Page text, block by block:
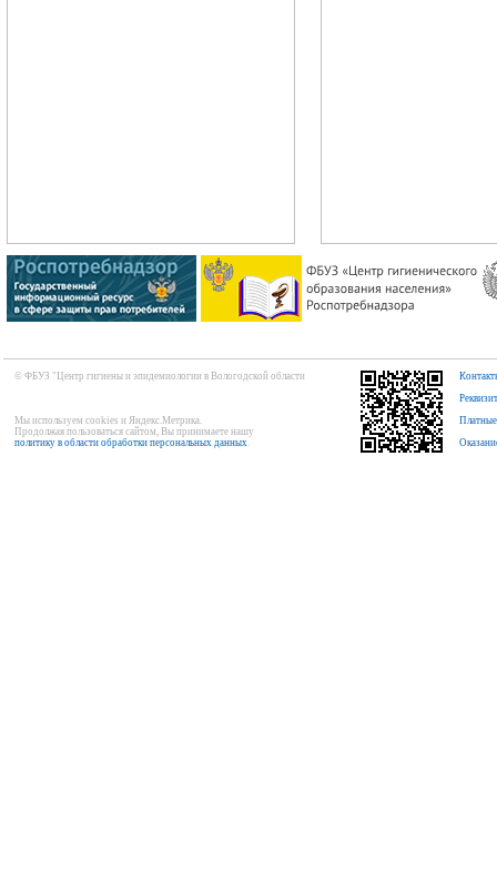
© ФБУЗ "Центр гигиены и эпидемиологии в Вологодской области
Мы используем cookies и Яндекс.Метрика.
Продолжая пользоваться сайтом, Вы принимаете нашу
политику в области обработки персональных данных.